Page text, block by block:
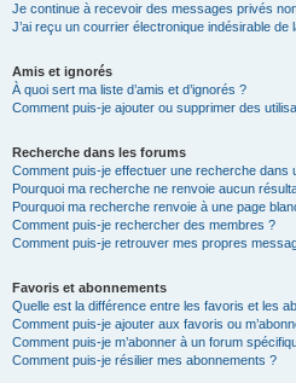
Je continue à recevoir des messages privés
J’ai reçu un courrier électronique indésirable de
Amis et ignorés
À quoi sert ma liste d’amis et d’ignorés ?
Comment puis-je ajouter ou supprimer des
Recherche dans les forums
Comment puis-je effectuer une recherche dans
Pourquoi ma recherche ne renvoie aucun
Pourquoi ma recherche renvoie à une page
Comment puis-je rechercher des membres ?
Comment puis-je retrouver mes propres
Favoris et abonnements
Quelle est la différence entre les favoris et les
Comment puis-je ajouter aux favoris ou
Comment puis-je m’abonner à un forum
Comment puis-je résilier mes abonnements ?